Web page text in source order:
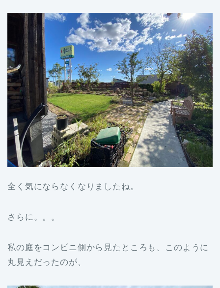
全く気にならなくなりましたね。
さらに。。。
私の庭をコンビニ側から見たところも、このように
丸見えだったのが、